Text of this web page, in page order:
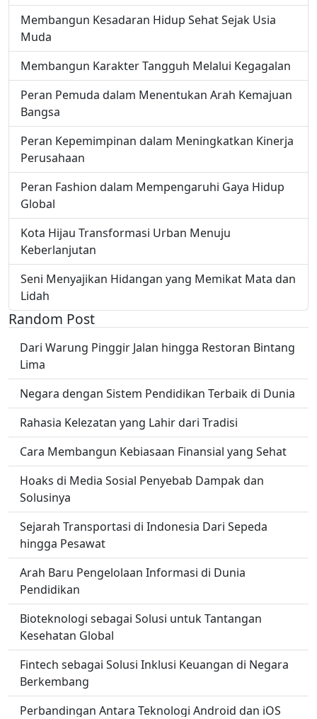
Membangun Kesadaran Hidup Sehat Sejak Usia
Muda
Membangun Karakter Tangguh Melalui Kegagalan
Peran Pemuda dalam Menentukan Arah Kemajuan
Bangsa
Peran Kepemimpinan dalam Meningkatkan Kinerja
Perusahaan
Peran Fashion dalam Mempengaruhi Gaya Hidup
Global
Kota Hijau Transformasi Urban Menuju
Keberlanjutan
Seni Menyajikan Hidangan yang Memikat Mata dan
Lidah
Random Post
Dari Warung Pinggir Jalan hingga Restoran Bintang
Lima
Negara dengan Sistem Pendidikan Terbaik di Dunia
Rahasia Kelezatan yang Lahir dari Tradisi
Cara Membangun Kebiasaan Finansial yang Sehat
Hoaks di Media Sosial Penyebab Dampak dan
Solusinya
Sejarah Transportasi di Indonesia Dari Sepeda
hingga Pesawat
Arah Baru Pengelolaan Informasi di Dunia
Pendidikan
Bioteknologi sebagai Solusi untuk Tantangan
Kesehatan Global
Fintech sebagai Solusi Inklusi Keuangan di Negara
Berkembang
Perbandingan Antara Teknologi Android dan iOS